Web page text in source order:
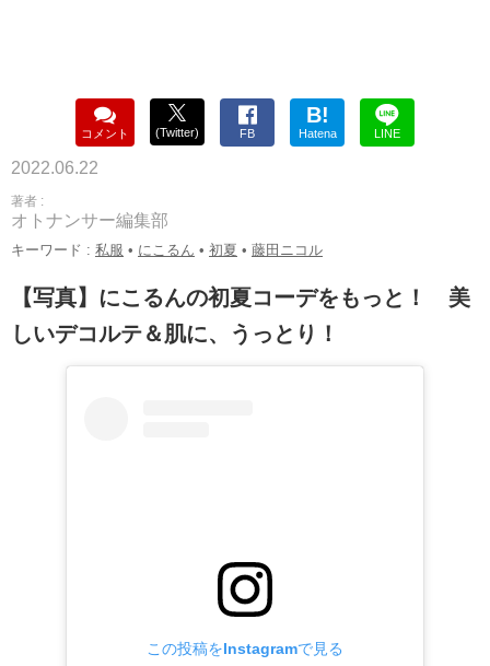
コメント (Twitter) FB
B!
Hatena LINE
2022.06.22
著者 :
オトナンサー編集部
キーワード : 私服 • にこるん • 初夏 • 藤田ニコル
【写真】にこるんの初夏コーデをもっと！ 美
しいデコルテ＆肌に、うっとり！
この投稿をInstagramで見る